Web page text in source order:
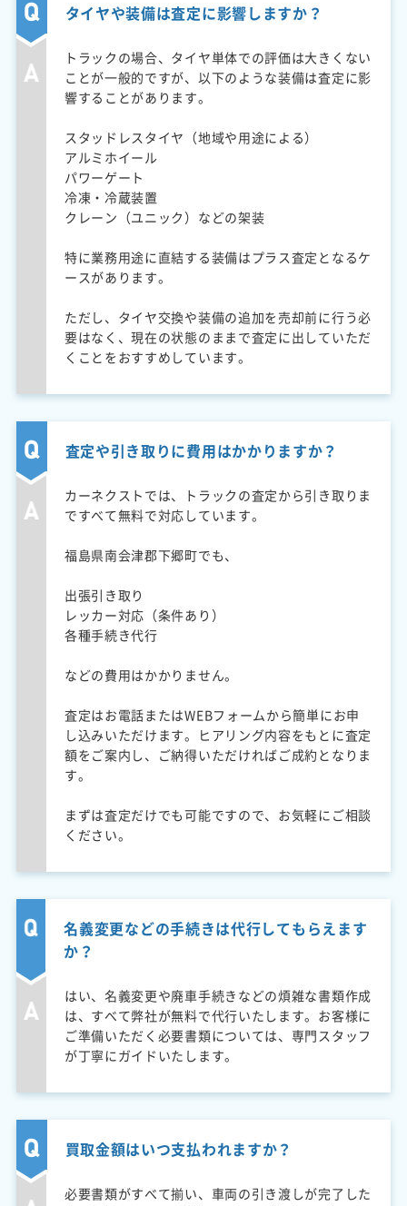
タイヤや装備は査定に影響しますか？
トラックの場合、タイヤ単体での評価は大きくない
ことが一般的ですが、以下のような装備は査定に影
響することがあります。
スタッドレスタイヤ（地域や用途による）
アルミホイール
パワーゲート
冷凍・冷蔵装置
クレーン（ユニック）などの架装
特に業務用途に直結する装備はプラス査定となるケ
ースがあります。
ただし、タイヤ交換や装備の追加を売却前に行う必
要はなく、現在の状態のままで査定に出していただ
くことをおすすめしています。
査定や引き取りに費用はかかりますか？
カーネクストでは、トラックの査定から引き取りま
ですべて無料で対応しています。
福島県南会津郡下郷町でも、
出張引き取り
レッカー対応（条件あり）
各種手続き代行
などの費用はかかりません。
査定はお電話またはWEBフォームから簡単にお申
し込みいただけます。ヒアリング内容をもとに査定
額をご案内し、ご納得いただければご成約となりま
す。
まずは査定だけでも可能ですので、お気軽にご相談
ください。
名義変更などの手続きは代行してもらえます
か？
はい、名義変更や廃車手続きなどの煩雑な書類作成
は、すべて弊社が無料で代行いたします。お客様に
ご準備いただく必要書類については、専門スタッフ
が丁寧にガイドいたします。
買取金額はいつ支払われますか？
必要書類がすべて揃い、車両の引き渡しが完了した